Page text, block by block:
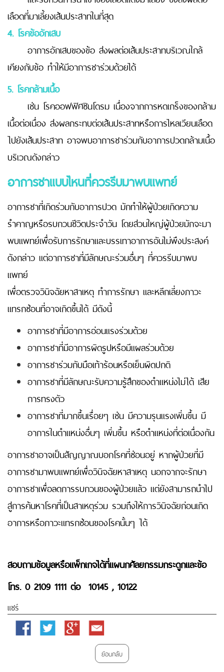
เลือดที่มาเลี้ยงเส้นประสาทในที่สุด
4. โรคข้ออักเสบ
อาการอักเสบของข้อ ส่งผลต่อเส้นประสาทบริเวณใกล้
เคียงกับข้อ ทำให้มีอาการชาร่วมด้วยได้
5. โรคกล้ามเนื้อ
เช่น โรคออฟฟิศซินโดรม เนื่องจากการหดเกร็งของกล้าม
เนื้อต่อเนื่อง ส่งผลกระทบต่อเส้นประสาทหรือการไหลเวียนเลือด
ไปยังเส้นประสาท อาจพบอาการชาร่วมกับอาการปวดกล้ามเนื้อ
บริเวณดังกล่าว
อาการชาแบบไหนที่ควรรีบมาพบแพทย์
อาการชาที่เกิดร่วมกับอาการปวด มักทำให้ผู้ป่วยเกิดความ
รำคาญหรือรบกวนชีวิตประจำวัน โดยส่วนใหญ่ผู้ป่วยมักจะมา
พบแพทย์เพื่อรับการรักษาและบรรเทาอาการอันไม่พึงประสงค์
ดังกล่าว แต่อาการชาที่มีลักษณะร่วมอื่นๆ ที่ควรรีบมาพบ
แพทย์
เพื่อตรวจวินิจฉัยหาสาเหตุ ทำการรักษา และหลีกเลี่ยงภาวะ
แทรกซ้อนที่อาจเกิดขึ้นได้ มีดังนี้
อาการชาที่มีอาการอ่อนแรงร่วมด้วย
อาการชาที่มีอาการผิดรูปหรือมีแผลร่วมด้วย
อาการชาร่วมกับมือเท้าร้อนหรือเย็นผิดปกติ
อาการชาที่มีลักษณะรับความรู้สึกของตำแหน่งไม่ได้ เสีย
การทรงตัว
อาการชาที่มากขึ้นเรื่อยๆ เช่น มีความรุนแรงเพิ่มขึ้น มี
อาการในตำแหน่งอื่นๆ เพิ่มขึ้น หรือตำแหน่งที่ต่อเนื่องกัน
อาการชาอาจเป็นสัญญาณบอกโรคที่ซ่อนอยู่ หากผู้ป่วยที่มี
อาการชามาพบแพทย์เพื่อวินิจฉัยหาสาเหตุ นอกจากจะรักษา
อาการชาเพื่อลดการรบกวนของผู้ป่วยแล้ว แต่ยังสามารถนำไป
สู่การค้นหาโรคที่เป็นสาเหตุร่วม รวมถึงให้การวินิจฉัยก่อนเกิด
อาการหรือภาวะแทรกซ้อนของโรคนั้นๆ ได้
สอบถามข้อมูลหรือแพ็กเกจได้ที่แผนกศัลยกรรมกระดูกและข้อ
โทร. 0 2109 1111 ต่อ 10145 , 10122
แชร์
Facebook Twitter
Google
Email
ย้อนกลับ